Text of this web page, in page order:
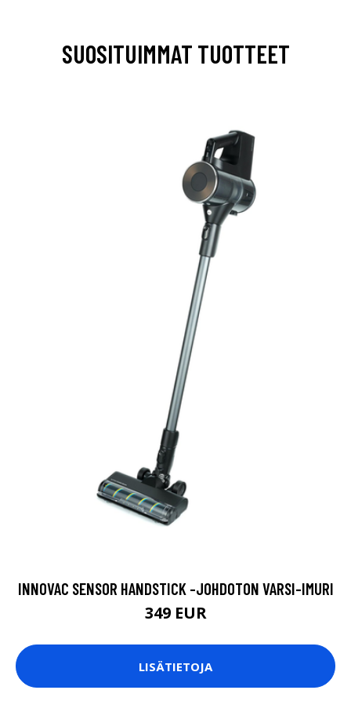
SUOSITUIMMAT TUOTTEET
INNOVAC SENSOR HANDSTICK -JOHDOTON VARSI-IMURI
349 EUR
LISÄTIETOJA